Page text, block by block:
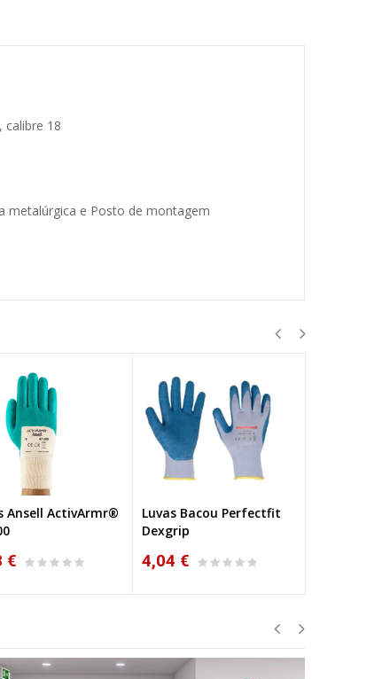
calibre 18
metalúrgica e Posto de montagem
Ansell ActivArmr®
€
Luvas Bacou Perfectfit
Dexgrip
4,04 €